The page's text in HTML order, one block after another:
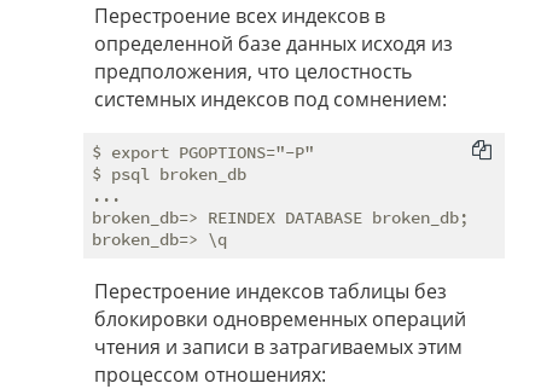
Перестроение всех индексов в
определенной базе данных исходя из
предположения, что целостность
системных индексов под сомнением:
$ export PGOPTIONS="-P"
$ psql broken_db
...
broken_db=> REINDEX DATABASE broken_db;
Перестроение индексов таблицы без
блокировки одновременных операций
чтения и записи в затрагиваемых этим
процессом отношениях: